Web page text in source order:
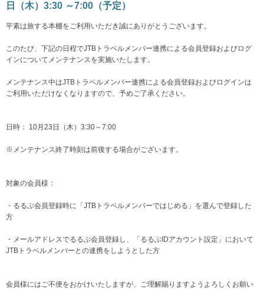
日（木）3:30 ～7:00（予定）
平素は旅する本棚をご利用いただき誠にありがとうございます。
このたび、下記の日程でJTBトラベルメンバー連携による会員登録およびログ
インについてメンテナンスを実施いたします。
メンテナンス中はJTBトラベルメンバー連携による会員登録およびログインは
ご利用いただけなくなりますので、予めご了承ください。
日時： 10月23日（木）3:30～7:00
※メンテナンス終了時刻は前後する場合がございます。
対象の会員様：
・るるぶ会員登録時に「JTBトラベルメンバーではじめる」を選んで登録した
方
・メールアドレスでるるぶ会員登録し、「るるぶIDアカウント設定」において
JTBトラベルメンバーとの連携をしようとした方
会員様にはご不便をおかけいたしますが、ご理解賜りますようよろしくお願い